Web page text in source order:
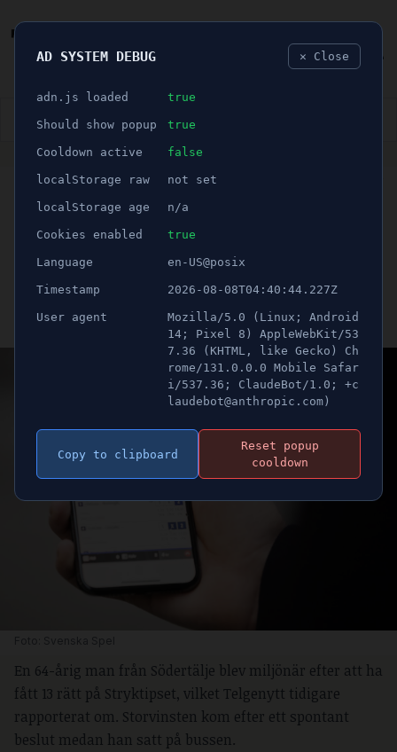
👮🏻‍♂️ BLÅLJUS ÅSIKTER SPORT
ANNONS
Södertäljebo vann
miljonbelopp – tack vare
en spontan kupong
Publicerad 19 februari 2025 18:30
Uppdaterad 21 juni 2026 09:45
En 64-årig man från Södertälje blev miljönär efter att ha
fått 13 rätt på Stryktipset, vilket Telgenytt tidigare
rapporterat om. Storvinsten kom efter ett spontant
beslut medan han satt på bussen.
AD SYSTEM DEBUG ✕ Close
adn.js loaded true
Should show popup true
Cooldown active false
localStorage raw not set
localStorage age n/a
Cookies enabled true
Language en-US@posix
Timestamp 2026-08-08T04:40:44.227Z
User agent
Mozilla/5.0 (Linux; Android
14; Pixel 8) AppleWebKit/53
7.36 (KHTML, like Gecko) Ch
rome/131.0.0.0 Mobile Safar
i/537.36; ClaudeBot/1.0; +c
laudebot@anthropic.com)
Copy to clipboard
Reset popup
cooldown